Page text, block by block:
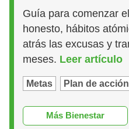
Guía para comenzar
honesto, hábitos
atrás las excusas y
meses. Leer artículo
Metas Plan de acción
Más Bienestar